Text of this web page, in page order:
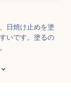
日焼け止めを塗
いです。塗るの